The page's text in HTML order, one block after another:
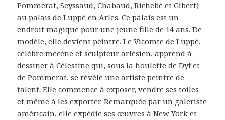
Pommerat, Seyssaud, Chabaud, Richebé et Gibert)
au palais de Luppé en Arles. Ce palais est un
endroit magique pour une jeune fille de 14 ans. De
modèle, elle devient peintre. Le Vicomte de Luppé,
célèbre mécène et sculpteur arlésien, apprend à
dessiner à Célestine qui, sous la houlette de Dyf et
de Pommerat, se révèle une artiste peintre de
talent. Elle commence à exposer, vendre ses toiles
et même à les exporter. Remarquée par un galeriste
américain, elle expédie ses œuvres à New York et